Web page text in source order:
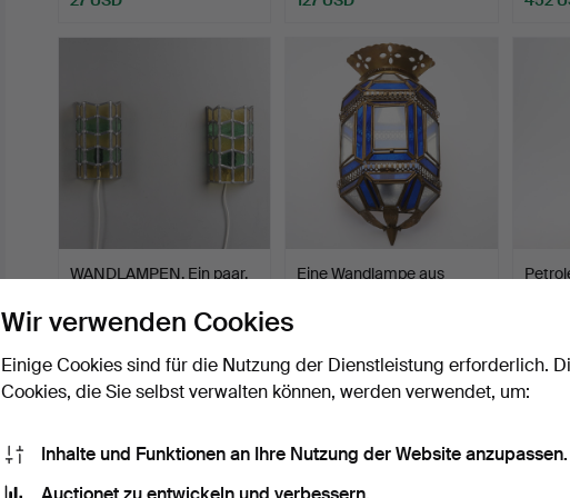
WANDLAMPEN. Ein paar.
Beendet 8. Mär 2026
85 USD
Eine Wandlampe aus
22 USD 22
Wir verwenden Cookies
Einige Cookies sind für die Nutzung der Dienstleistung erforderlich.
Cookies, die Sie selbst verwalten können, werden verwendet, um:
Inhalte und Funktionen an Ihre Nutzung der Website anzupassen.